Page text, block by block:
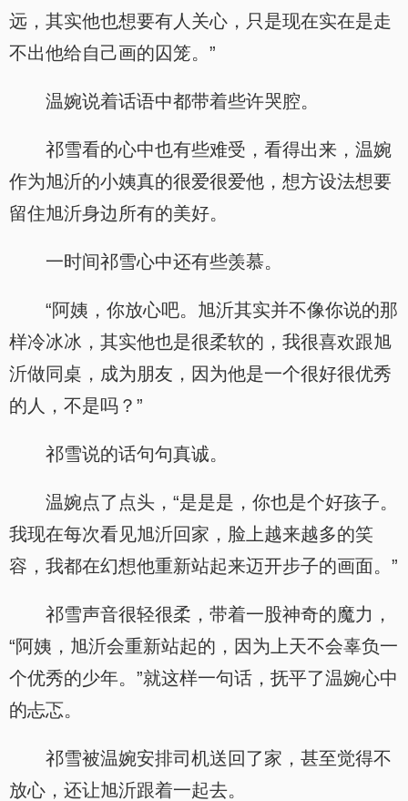
远，其实他也想要有人关心，只是现在实在是走
不出他给自己画的囚笼。”
温婉说着话语中都带着些许哭腔。
祁雪看的心中也有些难受，看得出来，温婉
作为旭沂的小姨真的很爱很爱他，想方设法想要
留住旭沂身边所有的美好。
一时间祁雪心中还有些羡慕。
“阿姨，你放心吧。旭沂其实并不像你说的那
样冷冰冰，其实他也是很柔软的，我很喜欢跟旭
沂做同桌，成为朋友，因为他是一个很好很优秀
的人，不是吗？”
祁雪说的话句句真诚。
温婉点了点头，“是是是，你也是个好孩子。
我现在每次看见旭沂回家，脸上越来越多的笑
容，我都在幻想他重新站起来迈开步子的画面。”
祁雪声音很轻很柔，带着一股神奇的魔力，
“阿姨，旭沂会重新站起的，因为上天不会辜负一
个优秀的少年。”就这样一句话，抚平了温婉心中
的忐忑。
祁雪被温婉安排司机送回了家，甚至觉得不
放心，还让旭沂跟着一起去。